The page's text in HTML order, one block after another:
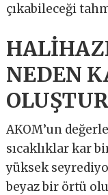
çıkabileceği
NEDEN
AKOM’un
sıcaklıklar kar
yüksek
beyaz bir örtü